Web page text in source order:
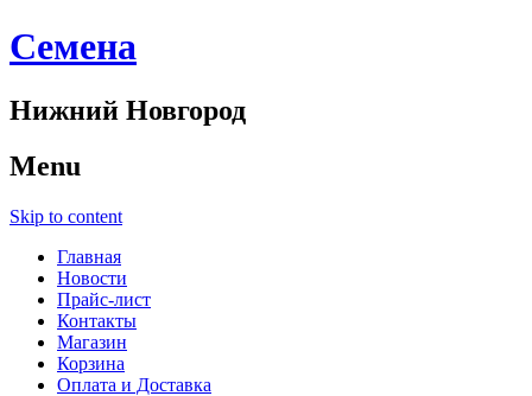
Cемена
Нижний Новгород
Menu
Skip to content
Главная
Новости
Прайс-лист
Контакты
Магазин
Корзина
Оплата и Доставка